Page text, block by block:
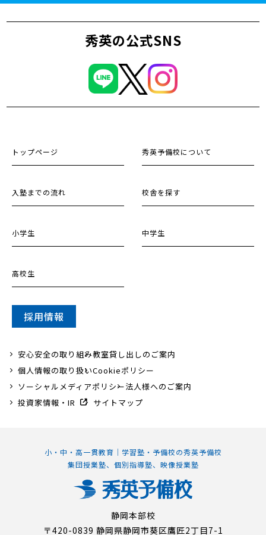
秀英の公式SNS
小・中・高一貫教育｜学習塾・予備校の秀英予備校
集団授業塾、個別指導塾、映像授業塾
静岡本部校
〒420-0839 静岡県静岡市葵区鷹匠2丁目7-1
トップページ 秀英予備校について
入塾までの流れ 校舎を探す
小学生 中学生
高校生
採用情報
安心安全の取り組み教室貸し出しのご案内
個人情報の取り扱いCookieポリシー
ソーシャルメディアポリシー法人様へのご案内
投資家情報・IR
サイトマップ